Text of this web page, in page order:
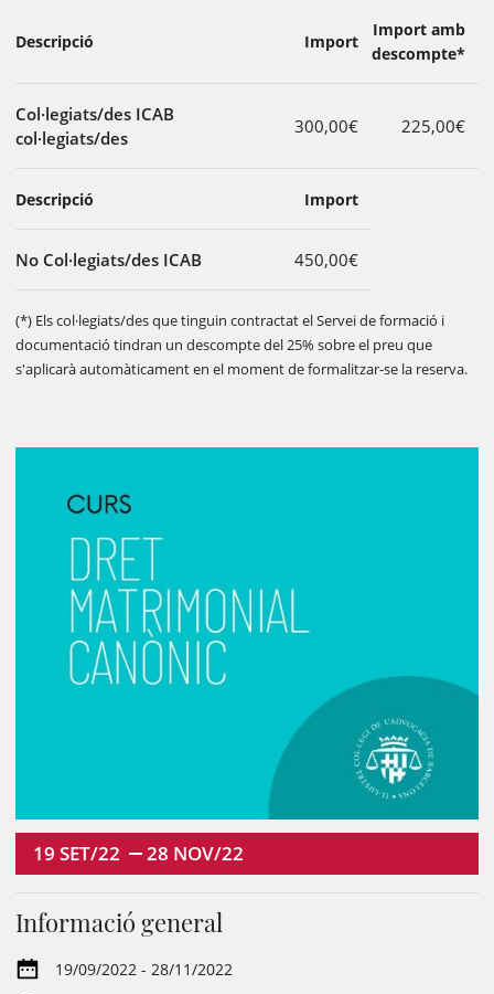
Descripció Import
Import amb
descompte*
Col·legiats/des ICAB
col·legiats/des
300,00€ 225,00€
Descripció Import
No Col·legiats/des ICAB 450,00€
(*) Els col·legiats/des que tinguin contractat el Servei de formació i
documentació tindran un descompte del 25% sobre el preu que
s'aplicarà automàticament en el moment de formalitzar-se la reserva.
19 SET/22 28 NOV/22
Informació general
19/09/2022 - 28/11/2022